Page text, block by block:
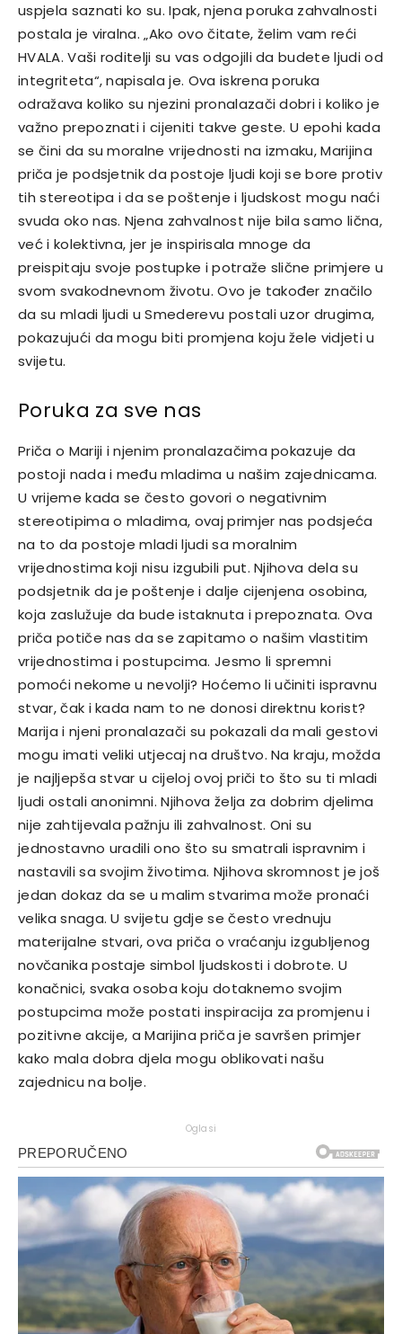
uspjela saznati ko su. Ipak, njena poruka zahvalnosti
postala je viralna. „Ako ovo čitate, želim vam reći
HVALA. Vaši roditelji su vas odgojili da budete ljudi od
integriteta“, napisala je. Ova iskrena poruka
odražava koliko su njezini pronalazači dobri i koliko je
važno prepoznati i cijeniti takve geste.U epohi kada
se čini da su moralne vrijednosti na izmaku, Marijina
priča je podsjetnik da postoje ljudi koji se bore protiv
tih stereotipa i da se poštenje i ljudskost mogu naći
svuda oko nas. Njena zahvalnost nije bila samo lična,
već i kolektivna, jer je inspirisala mnoge da
preispitaju svoje postupke i potraže slične primjere u
svom svakodnevnom životu. Ovo je također značilo
da su mladi ljudi u Smederevu postali uzor drugima,
pokazujući da mogu biti promjena koju žele vidjeti u
svijetu.
Poruka za sve nas
Priča o Mariji i njenim pronalazačima pokazuje da
postoji nada i među mladima u našim zajednicama.
U vrijeme kada se često govori o negativnim
stereotipima o mladima, ovaj primjer nas podsjeća
na to da postoje mladi ljudi sa moralnim
vrijednostima koji nisu izgubili put.Njihova dela su
podsjetnik da je poštenje i dalje cijenjena osobina,
koja zaslužuje da bude istaknuta i prepoznata.Ova
priča potiče nas da se zapitamo o našim vlastitim
vrijednostima i postupcima. Jesmo li spremni
pomoći nekome u nevolji? Hoćemo li učiniti ispravnu
stvar, čak i kada nam to ne donosi direktnu korist?
Marija i njeni pronalazači su pokazali da mali gestovi
mogu imati veliki utjecaj na društvo.Na kraju, možda
je najljepša stvar u cijeloj ovoj priči to što su ti mladi
ljudi ostali anonimni. Njihova želja za dobrim djelima
nije zahtijevala pažnju ili zahvalnost. Oni su
jednostavno uradili ono što su smatrali ispravnim i
nastavili sa svojim životima. Njihova skromnost je još
jedan dokaz da se u malim stvarima može pronaći
velika snaga. U svijetu gdje se često vrednuju
materijalne stvari, ova priča o vraćanju izgubljenog
novčanika postaje simbol ljudskosti i dobrote.U
konačnici, svaka osoba koju dotaknemo svojim
postupcima može postati inspiracija za promjenu i
pozitivne akcije, a Marijina priča je savršen primjer
kako mala dobra djela mogu oblikovati našu
zajednicu na bolje.
Oglasi